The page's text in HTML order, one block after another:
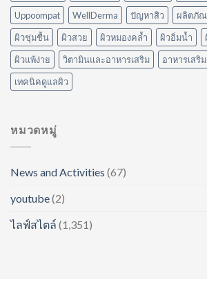
Uppoompat
WellDerma ปัญหาสิว
ผลิตภั
ผิวชุ่มชื้น
ผิวสวย ผิวหมองคล้ำ ผิวอิ่มน้ำ
ผิวแพ้ง่าย
วิตามินและอาหารเสริม อาหารเสริม
เทคนิคดูแลผิว
หมวดหมู่
News and Activities (67)
youtube(2)
ไลฟ์สไตล์ (1,351)